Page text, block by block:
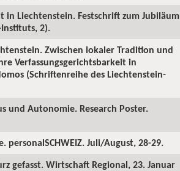
in Liechtenstein. Festschrift zum Jubiläum
2).
Zwischen lokaler Tradition und
Verfassungsgerichtsbarkeit in
(Schriftenreihe des Liechtenstein-
und Autonomie. Research Poster.
Juli/August, 28-29.
gefasst. Wirtschaft Regional, 23. Januar